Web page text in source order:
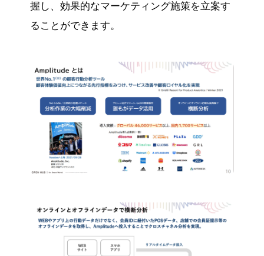
握し、効果的なマーケティング施策を立案す
ることができます。